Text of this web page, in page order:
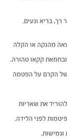
רך, בריא ונעים.
מהנקה או הקלה
על כאבים במהלך ההיריון. המוצר עשיר בפרו ויטמין B5 ובחמאת קקאו טהורה.
של הקרם על הפטמה
את שאריות
לפני הלידה.